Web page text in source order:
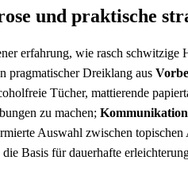
und praktische
erfahrung, wie rasch
pragmatischer Dreiklang aus⁢
Tücher, mattierende
zu machen; Kommunikation
Auswahl⁣ zwischen
Basis für dauerhafte